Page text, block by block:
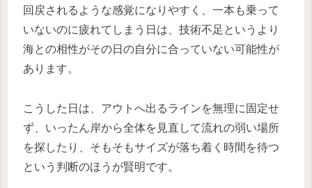
回戻されるような感覚になりやすく、一本も乗って
いないのに疲れてしまう日は、技術不足というより
海との相性がその日の自分に合っていない可能性が
あります。
こうした日は、アウトへ出るラインを無理に固定せ
ず、いったん岸から全体を見直して流れの弱い場所
を探したり、そもそもサイズが落ち着く時間を待つ
という判断のほうが賢明です。